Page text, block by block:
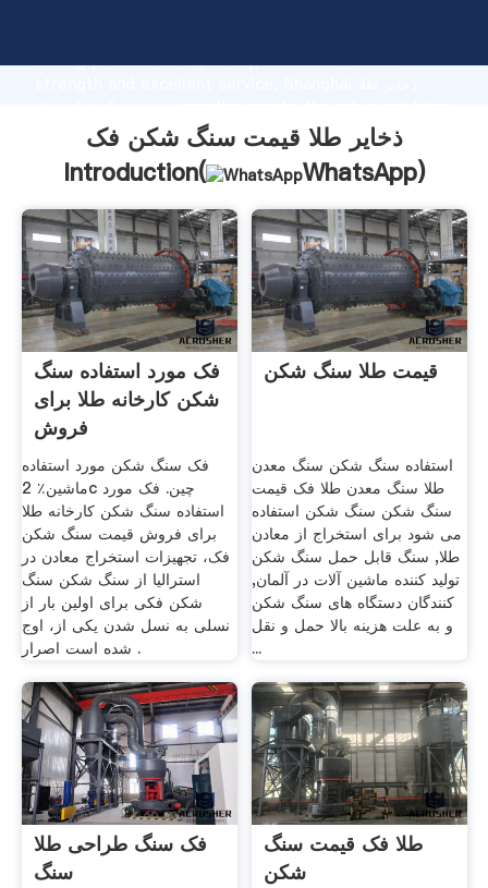
strong production capability, advanced research
values to all of customers.
ذخایر طلا قیمت سنگ شکن فک
Introduction(
WhatsApp)
فک مورد استفاده سنگ
شکن کارخانه طلا برای
فروش
فک سنگ شکن مورد استفاده
ماشین٪ 2c چین. فک مورد
استفاده سنگ شکن کارخانه طلا
برای فروش قیمت سنگ شکن
فک، تجهیزات استخراج معادن در
استرالیا از سنگ شکن سنگ
شکن فکی برای اولین بار از
نسلی به نسل شدن یکی از، اوج
شده است اصرار .
قیمت طلا سنگ شکن
استفاده سنگ شکن سنگ معدن
طلا سنگ معدن طلا فک قیمت
سنگ شکن سنگ شکن استفاده
می شود برای استخراج از معادن
طلا, سنگ قابل حمل سنگ شکن
تولید کننده ماشین آلات در آلمان,
کنندگان دستگاه های سنگ شکن
و به علت هزینه بالا حمل و نقل
...
فک سنگ طراحی طلا
سنگ
طلا فک قیمت سنگ
شکن